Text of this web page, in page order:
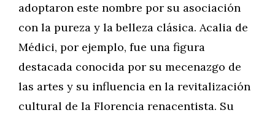
adoptaron este nombre por su asociación
con la pureza y la belleza clásica. Acalia de
Médici, por ejemplo, fue una figura
destacada conocida por su mecenazgo de
las artes y su influencia en la revitalización
cultural de la Florencia renacentista. Su